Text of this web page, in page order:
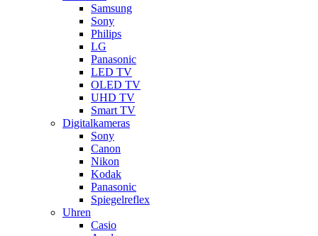
Samsung
Sony
Philips
LG
Panasonic
LED TV
OLED TV
UHD TV
Smart TV
Digitalkameras
Sony
Canon
Nikon
Kodak
Panasonic
Spiegelreflex
Uhren
Casio